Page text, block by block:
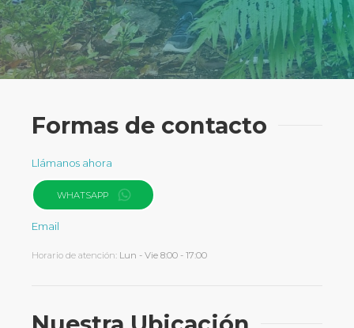
Formas de contacto
Llámanos ahora
WHATSAPP
Email
Horario de atención: Lun - Vie 8:00 - 17:00